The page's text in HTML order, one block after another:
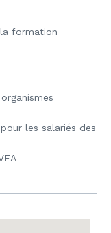
formation
les salariés des